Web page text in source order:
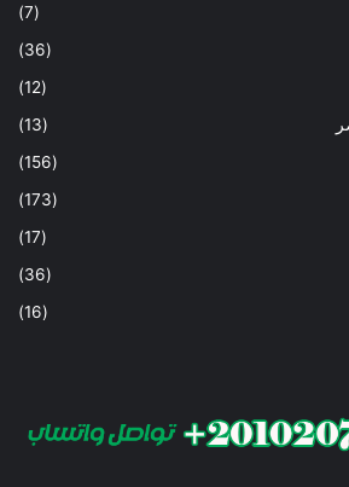
(7)
(36)
(12)
(13)
(156)
(173)
(17)
(36)
(16)